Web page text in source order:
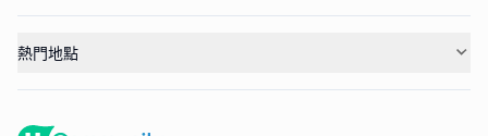
熱門地點